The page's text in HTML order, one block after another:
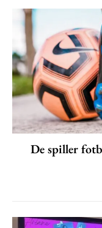
De spiller